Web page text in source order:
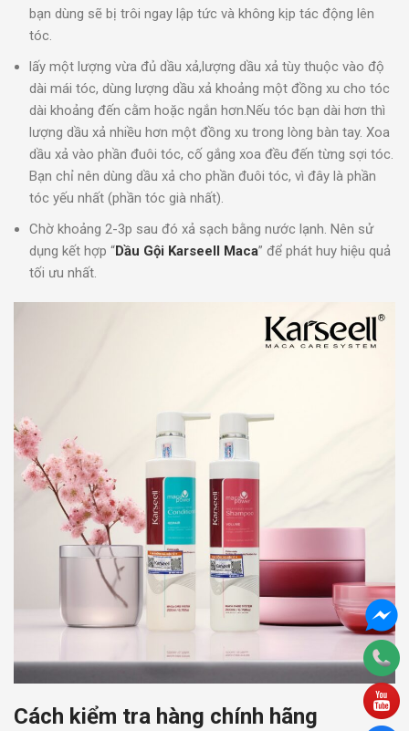
bạn dùng sẽ bị trôi ngay lập tức và không kịp tác động lên
tóc.
lấy một lượng vừa đủ dầu xả,lượng dầu xả tùy thuộc vào độ
dài mái tóc, dùng lượng dầu xả khoảng một đồng xu cho tóc
dài khoảng đến cằm hoặc ngắn hơn.Nếu tóc bạn dài hơn thì
lượng dầu xả nhiều hơn một đồng xu trong lòng bàn tay. Xoa
dầu xả vào phần đuôi tóc, cố gắng xoa đều đến từng sợi tóc.
Bạn chỉ nên dùng dầu xả cho phần đuôi tóc, vì đây là phần
tóc yếu nhất (phần tóc già nhất).
Chờ khoảng 2-3p sau đó xả sạch bằng nước lạnh. Nên sử
dụng kết hợp “Dầu Gội Karseell Maca” để phát huy hiệu quả
tối ưu nhất.
Cách kiểm tra hàng chính hãng